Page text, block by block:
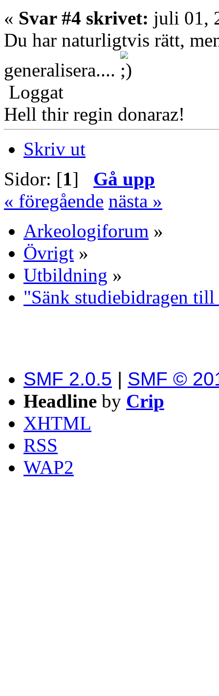
« Svar #4 skrivet: juli 01,
Du har naturligtvis rätt,
generalisera....
Loggat
Hell thir regin donaraz!
Skriv ut
Sidor: [1] Gå upp
« föregående nästa »
Arkeologiforum »
Övrigt »
Utbildning »
"Sänk studiebidragen
SMF 2.0.5 | SMF ©
Headline by Crip
XHTML
RSS
WAP2